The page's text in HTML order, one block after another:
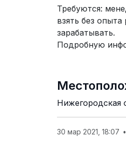
Требуются:
взять без
зарабатывать.
Подробную
Нижегородская
30 мар 2021, 18:07 •